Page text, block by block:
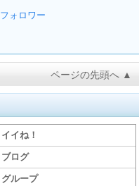
フォロワー
ページの先頭へ ▲
イイね！
ブログ
グループ